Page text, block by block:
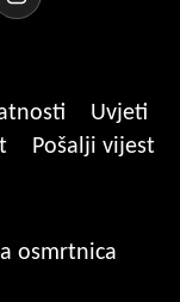
Uvjeti
Pošalji vijest
osmrtnica